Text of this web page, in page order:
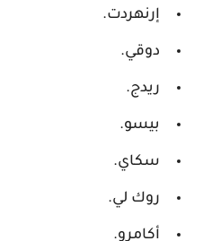
إرنهردت.
دوقي.
ريدج.
بيسو.
سكاي.
روك لي.
أكامرو.